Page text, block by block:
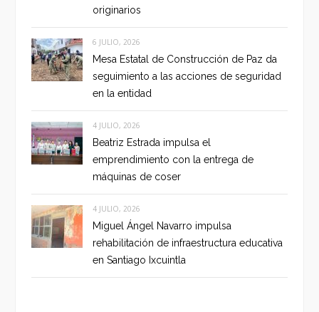
originarios
6 JULIO, 2026
Mesa Estatal de Construcción de Paz da
seguimiento a las acciones de seguridad
en la entidad
4 JULIO, 2026
Beatriz Estrada impulsa el
emprendimiento con la entrega de
máquinas de coser
4 JULIO, 2026
Miguel Ángel Navarro impulsa
rehabilitación de infraestructura educativa
en Santiago Ixcuintla